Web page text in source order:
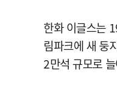
한화 이글스는
림파크에 새 둥
2만석 규모로